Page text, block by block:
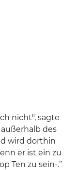
nicht", sagte
außerhalb des
wird dorthin
er ist ein zu
Ten zu sein-.”